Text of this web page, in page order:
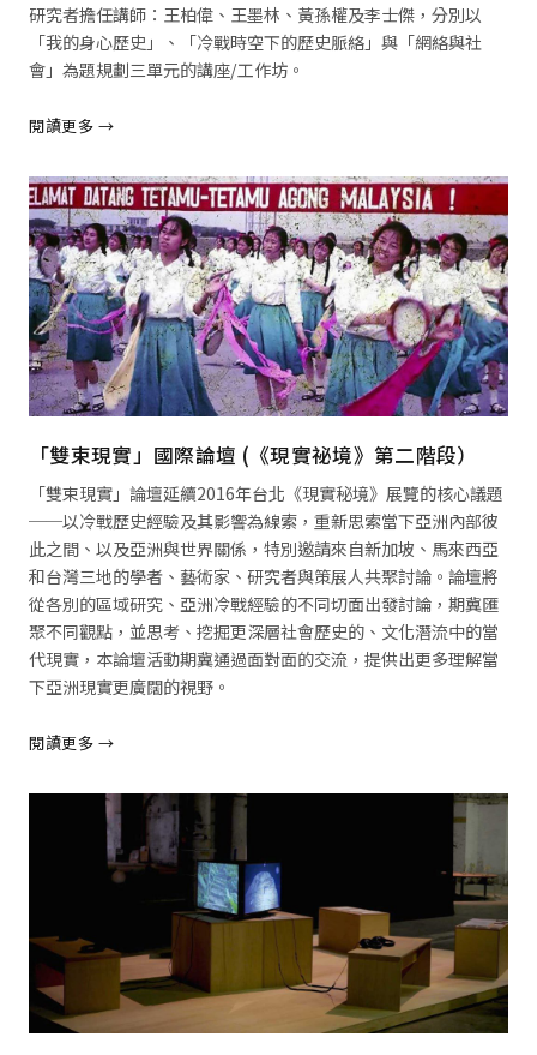
研究者擔任講師：王柏偉、王墨林、黃孫權及李士傑，分別以
「我的身心歷史」、「冷戰時空下的歷史脈絡」與「網絡與社
會」為題規劃三單元的講座/工作坊。
閱讀更多 →
「雙束現實」國際論壇 (《現實祕境》第二階段）
「雙束現實」論壇延續2016年台北《現實秘境》展覽的核心議題
──以冷戰歷史經驗及其影響為線索，重新思索當下亞洲內部彼
此之間、以及亞洲與世界關係，特別邀請來自新加坡、馬來西亞
和台灣三地的學者、藝術家、研究者與策展人共聚討論。論壇將
從各別的區域研究、亞洲冷戰經驗的不同切面出發討論，期冀匯
聚不同觀點，並思考、挖掘更深層社會歷史的、文化潛流中的當
代現實，本論壇活動期冀通過面對面的交流，提供出更多理解當
下亞洲現實更廣闊的視野。
閱讀更多 →